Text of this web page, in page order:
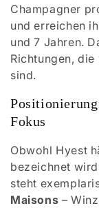
Champagner
und erreichen
und 7 Jahren.
Richtungen,
sind.
Fokus
Obwohl Hyest
bezeichnet
steht
Maisons –